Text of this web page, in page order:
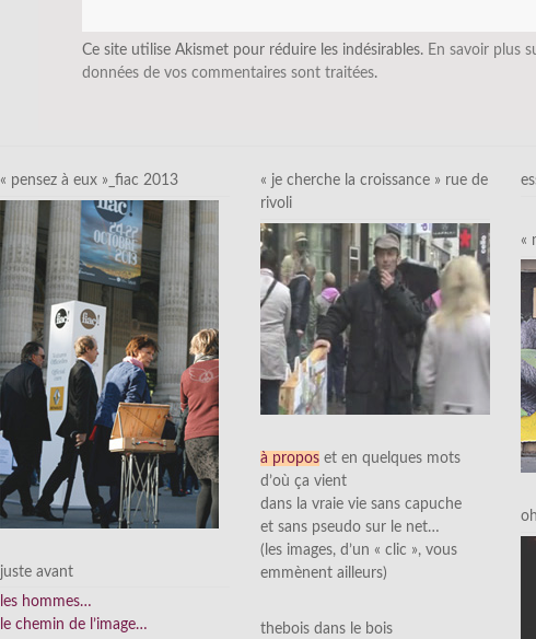
Ce site utilise Akismet pour réduire les indésirables. En savoir plus
données de vos commentaires sont traitées.
« pensez à eux »_fiac 2013
juste avant
les hommes…
le chemin de l’image…
« je cherche la croissance » rue de
rivoli
à propos et en quelques mots
d’où ça vient
dans la vraie vie sans capuche
et sans pseudo sur le net…
(les images, d’un « clic », vous
emmènent ailleurs)
thebois dans le bois
«